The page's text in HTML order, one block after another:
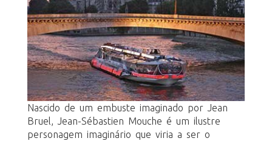
Nascido de um embuste imaginado por Jean
Bruel, Jean-Sébastien Mouche é um ilustre
personagem imaginário que viria a ser o